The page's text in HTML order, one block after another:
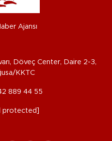
Ajansı
Döveç Center, Daire 2-3,
KKTC
889 44 55
protected]